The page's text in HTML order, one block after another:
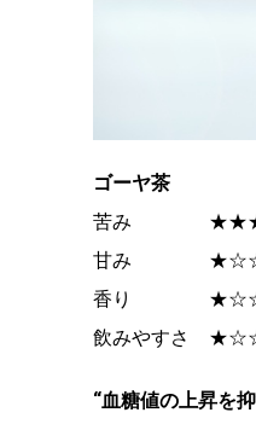
ゴーヤ茶
苦み
甘み
香り
飲みやすさ
“血糖値の上昇を